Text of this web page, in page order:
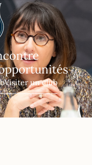
Visiter un club